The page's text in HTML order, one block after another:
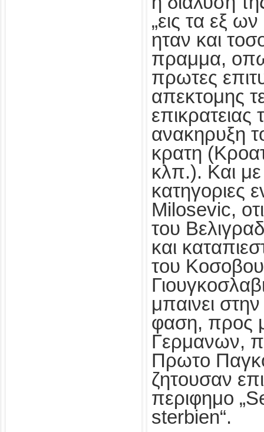
„εις τα εξ
ηταν και
πραμμα,
πρωτες
απεκτομης
επικρατειας
ανακηρυξη
κρατη
κλπ.). Και με
κατηγοριες
Milosevic,
του
και
του
μπαινει
φαση, προς
Γερμανων,
Πρωτο
ζητουσαν
περιφημο
sterbien“.